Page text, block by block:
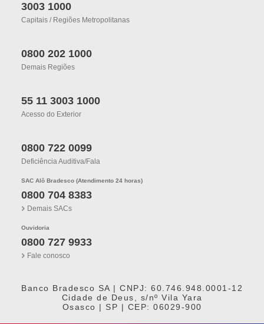
3003 1000
Capitais / Regiões Metropolitanas
0800 202 1000
Demais Regiões
55 11 3003 1000
Acesso do Exterior
0800 722 0099
Deficiência Auditiva/fala
SAC Alô Bradesco (Atendimento 24 horas)
0800 704 8383
Demais SACs
Ouvidoria
0800 727 9933
Fale conosco
Banco Bradesco SA | CNPJ: 60.746.948.0001-12
Cidade de Deus, s/nº Vila Yara
Osasco | SP | CEP: 06029-900